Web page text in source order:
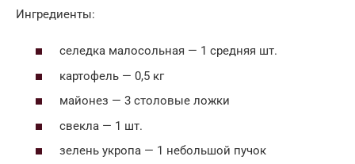
Ингредиенты:
селедка малосольная — 1 средняя шт.
картофель — 0,5 кг
майонез — 3 столовые ложки
свекла — 1 шт.
зелень укропа — 1 небольшой пучок